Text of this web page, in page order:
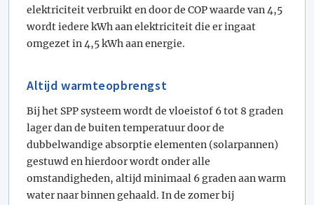
elektriciteit verbruikt en door de COP waarde van 4,5
wordt iedere kWh aan elektriciteit die er ingaat
omgezet in 4,5 kWh aan energie.
Altijd warmteopbrengst
Bij het SPP systeem wordt de vloeistof 6 tot 8 graden
lager dan de buiten temperatuur door de
dubbelwandige absorptie elementen (solarpannen)
gestuwd en hierdoor wordt onder alle
omstandigheden, altijd minimaal 6 graden aan warm
water naar binnen gehaald. In de zomer bij